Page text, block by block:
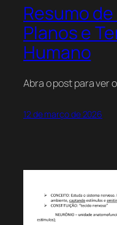
Resumo
Planos e
Humano
Abra o post para ver
12 de março de 2026